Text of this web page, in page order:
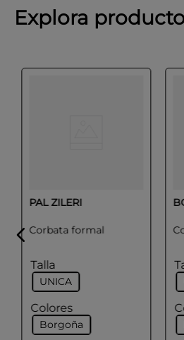
Explora
PAL ZILERI
Corbata formal
Talla
UNICA
Colores
Borgoña